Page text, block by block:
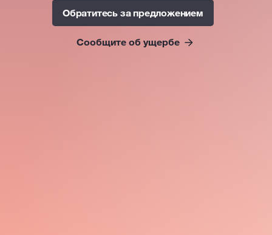
Oбратитесь за предложением
Сообщите об ущербе